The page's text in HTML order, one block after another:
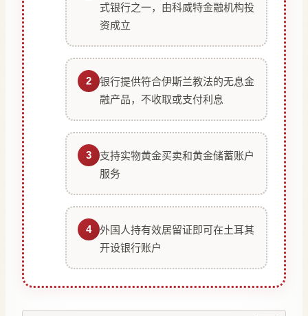
式银行之一，由科威特金融机构投
资成立
2
银行提供符合伊斯兰教法的无息金
融产品，不收取或支付利息
3
支持实物黄金买卖和黄金储蓄账户
服务
4
外国人持有效居留证即可在土耳其
开设银行账户